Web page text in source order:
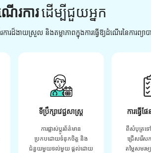
រការដើម្បី​ជួយ​អ្នក
រដ៏ងាយស្រួល និងតម្លាភាពក្នុងការធ្វើឱ្យដំណើរនៃ
ទីប្រឹក្សាវេជ្ជសាស្ត្រ
ការផ្លាស់ប្តូរព័ត៌មាន
ប្រកបដោយទំនុកចិត្ត និង
ជំនួយមួយទល់មួយ ផ្តល់ដោយ
ការធ្វើផ
ពីសំបុត្រទៅ
ជ្រើសរើ
តម្លៃសមរម្